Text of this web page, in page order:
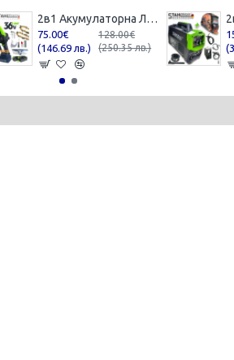
2в1 Акумулаторна Лозарска Ножица и Трион с Омасляване 36V 8AH STAHLMAYER BLACK
75.00€
(146.69 лв.)
128.00€
(250.35 лв.)